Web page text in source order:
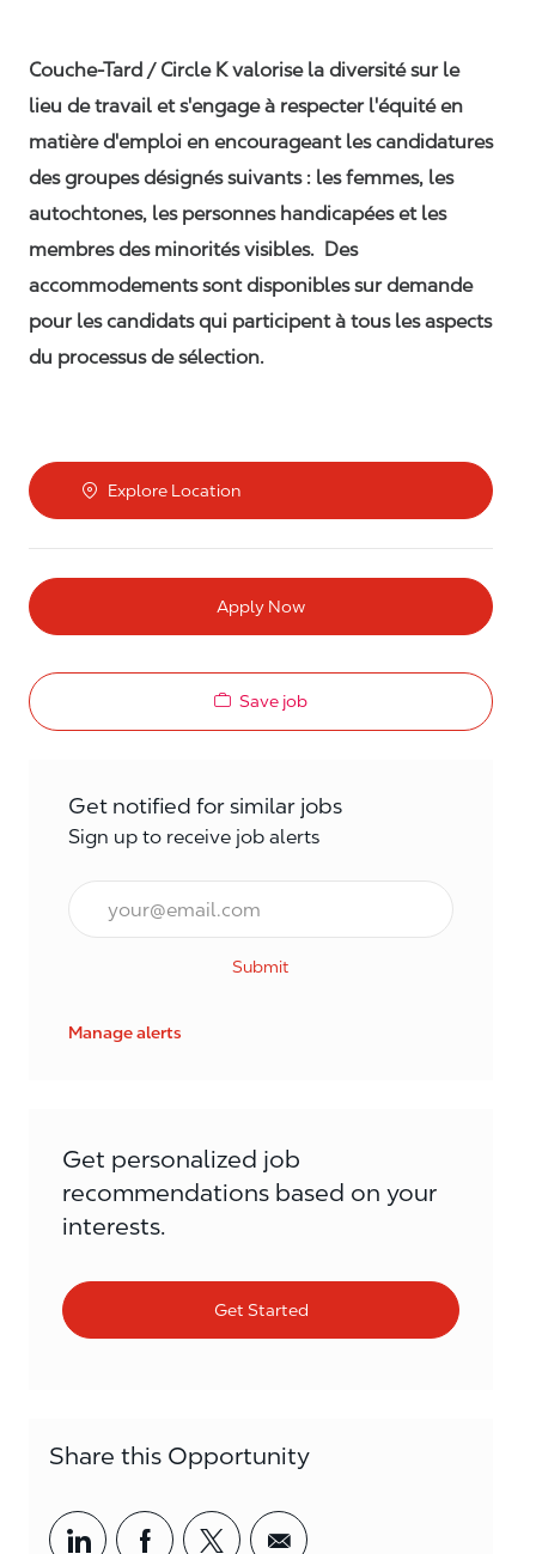
Couche-Tard / Circle K valorise la diversité sur le
lieu de travail et s'engage à respecter l'équité en
matière d'emploi en encourageant les candidatures
des groupes désignés suivants : les femmes, les
autochtones, les personnes handicapées et les
membres des minorités visibles. Des
accommodements sont disponibles sur demande
pour les candidats qui participent à tous les aspects
du processus de sélection.
Explore Location
Apply Now
Save job
Get notified for similar jobs
Sign up to receive job alerts
Email*
Submit
Manage alerts
Get personalized job
recommendations based on your
interests.
Get Started
Share this Opportunity
Share via LinkedIn
Share via Facebook
Share via twitter
Share via email